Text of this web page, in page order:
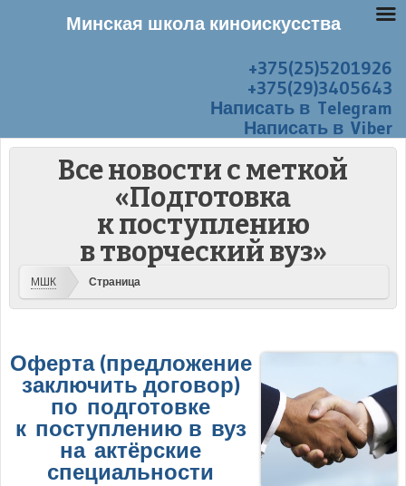
+375(25)5201926
+375(29)3405643
Написать в Telegram
Написать в Viber
Все новости с меткой
«Подготовка
к поступлению
в творческий вуз»
МШК Страница
Оферта (предложение
заключить договор)
по подготовке
к поступлению в вуз
на актёрские
специальности
Минская школа киноискусства